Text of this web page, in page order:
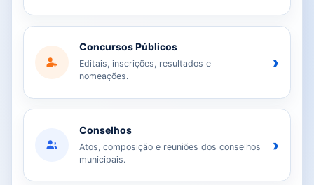
Concursos Públicos
Editais, inscrições, resultados e
nomeações.
›
Conselhos
Atos, composição e reuniões dos conselhos
municipais.
›